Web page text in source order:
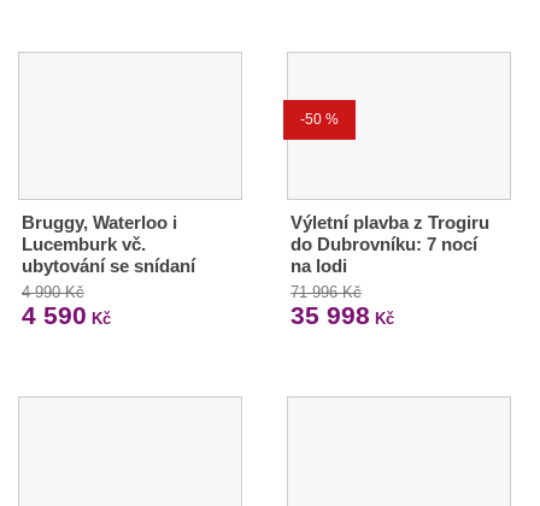
Bruggy, Waterloo i
Lucemburk vč.
ubytování se snídaní
4 990 Kč
4 590 Kč
-50 %
Výletní plavba z Trogiru
do Dubrovníku: 7 nocí
na lodi
71 996 Kč
35 998 Kč